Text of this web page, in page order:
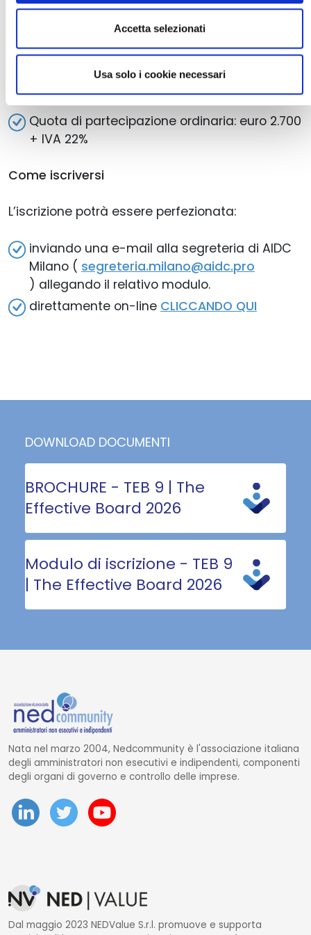
Accetta selezionati
Usa solo i cookie necessari
Quota di partecipazione riservata agli
Associati Nedcommunity: euro 1.900 + IVA
22%
Quota di partecipazione ordinaria: euro 2.700
+ IVA 22%
Come iscriversi
L’iscrizione potrà essere perfezionata:
inviando una e-mail alla segreteria di AIDC
Milano ( segreteria.milano@aidc.pro
) allegando il relativo modulo.
direttamente on-line CLICCANDO QUI
DOWNLOAD DOCUMENTI
BROCHURE - TEB 9 | The
Effective Board 2026
Modulo di iscrizione - TEB 9
| The Effective Board 2026
Nata nel marzo 2004, Nedcommunity è l'associazione italiana
degli amministratori non esecutivi e indipendenti, componenti
degli organi di governo e controllo delle imprese.
Dal maggio 2023 NEDValue S.r.l. promuove e supporta